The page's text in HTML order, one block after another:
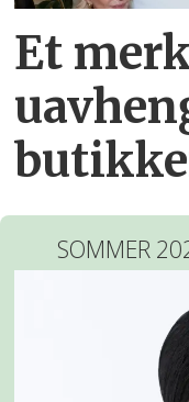
Et
SOMMER